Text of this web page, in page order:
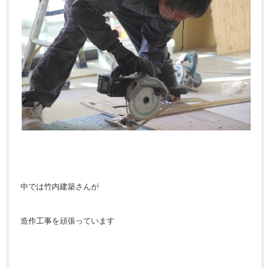
中では竹内建築さんが
造作工事を頑張っています